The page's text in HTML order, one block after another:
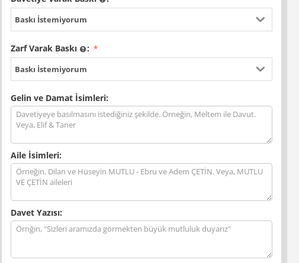
Baskı İstemiyorum
Zarf Varak Baskı :
Baskı İstemiyorum
Gelin ve Damat İsimleri:
Aile İsimleri:
Davet Yazısı: